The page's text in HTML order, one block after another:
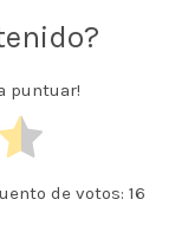
puntuar!
de votos: 16